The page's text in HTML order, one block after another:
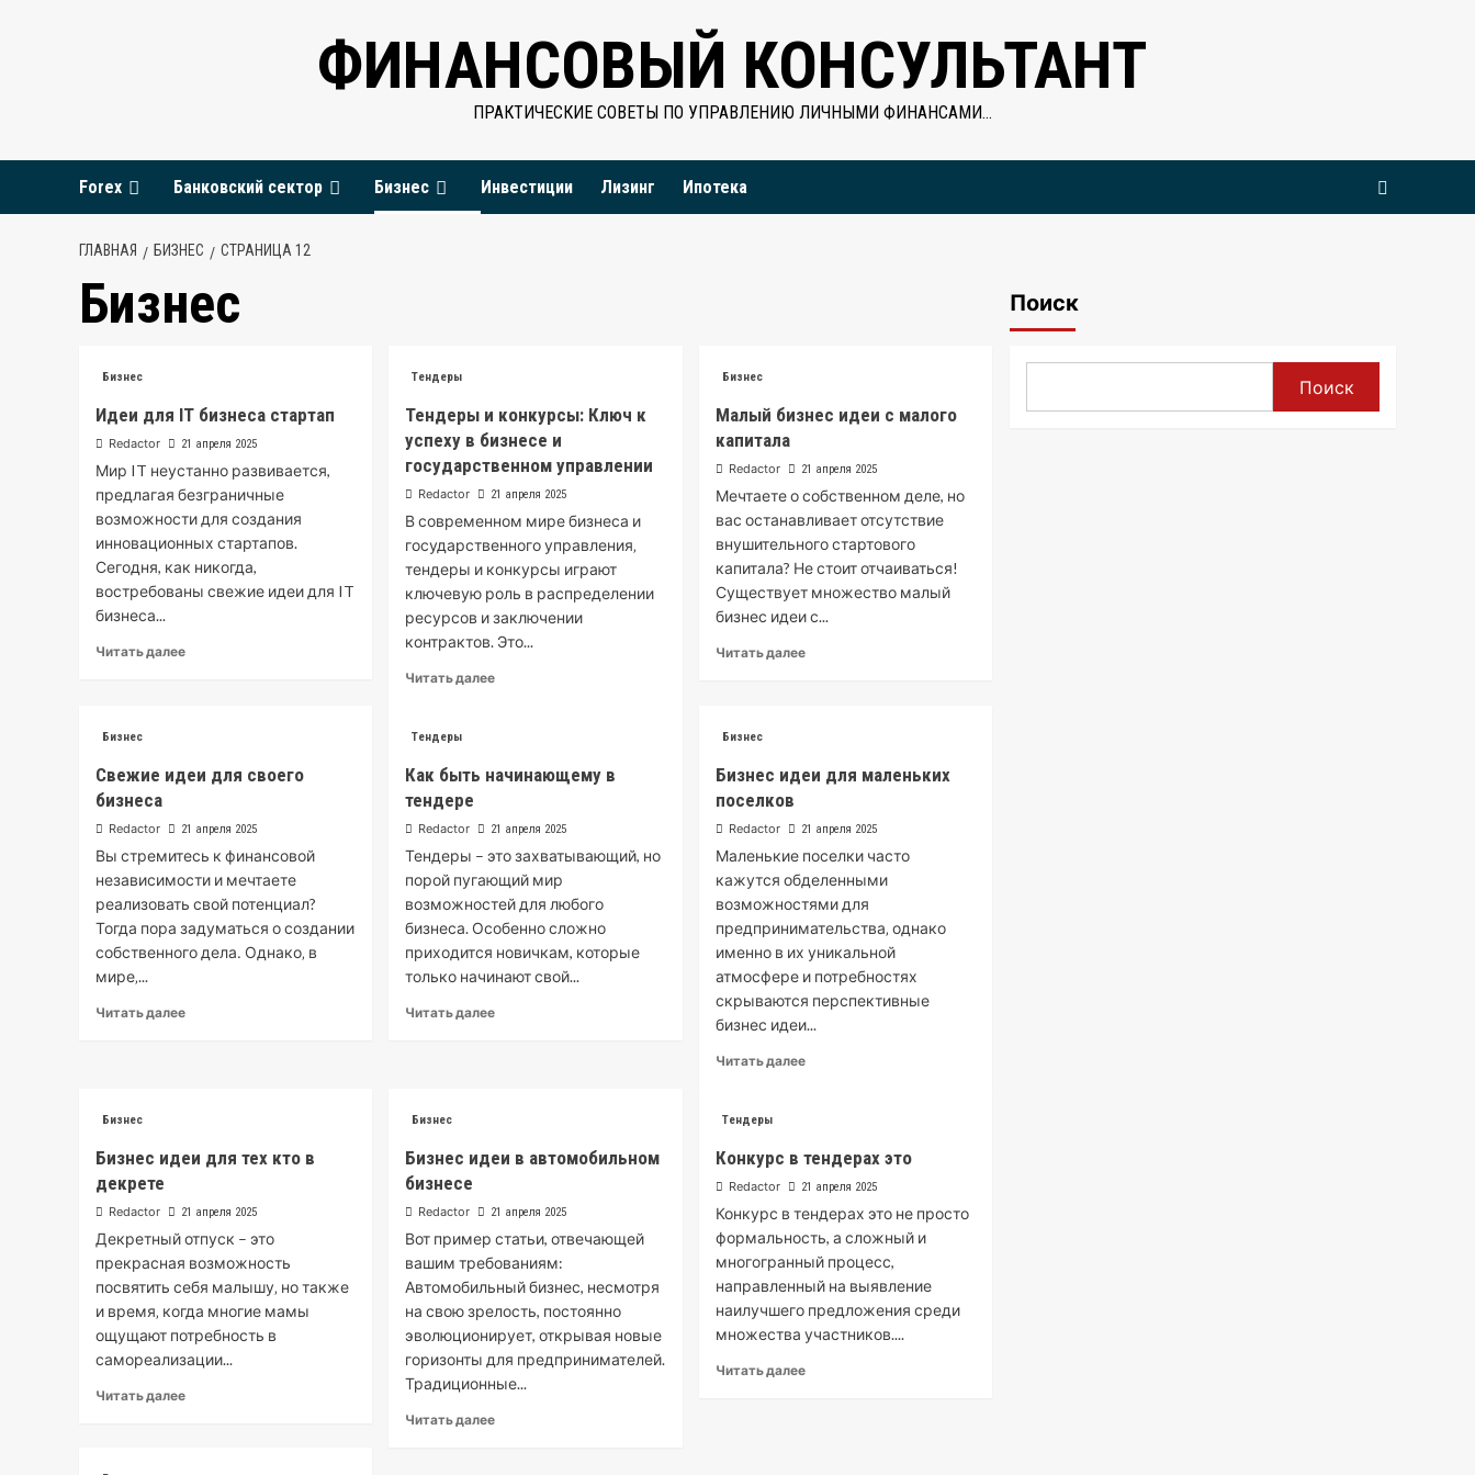
ФИНАНСОВЫЙ КОНСУЛЬТАНТ
ПРАКТИЧЕСКИЕ СОВЕТЫ ПО УПРАВЛЕНИЮ ЛИЧНЫМИ ФИНАНСАМИ…
Forex Банковский сектор Бизнес Инвестиции Лизинг Ипотека
ГЛАВНАЯ БИЗНЕС СТРАНИЦА 12
Бизнес
Бизнес
Идеи для IT бизнеса стартап
Redactor 21 апреля 2025
Мир IT неустанно развивается,
предлагая безграничные
возможности для создания
инновационных стартапов.
Сегодня, как никогда,
востребованы свежие идеи для IT
бизнеса...
Читать далееRead
бизнеса
Тендеры
Тендеры и конкурсы: Ключ к
успеху в бизнесе и
государственном управлении
Redactor 21 апреля 2025
В современном мире бизнеса и
государственного управления‚
тендеры и конкурсы играют
ключевую роль в распределении
ресурсов и заключении
контрактов. Это...
Читать далееRead
конкурсы:
к
в
бизнесе
и
государственном
управлении
Бизнес
Малый бизнес идеи с малого
капитала
Redactor 21 апреля 2025
Мечтаете о собственном деле, но
вас останавливает отсутствие
внушительного стартового
капитала? Не стоит отчаиваться!
Существует множество малый
бизнес идеи с...
Читать далееRead
с
Бизнес
Свежие идеи для своего
бизнеса
Redactor 21 апреля 2025
Вы стремитесь к финансовой
независимости и мечтаете
реализовать свой потенциал?
Тогда пора задуматься о создании
собственного дела․ Однако‚ в
мире‚...
Читать далееRead
бизнеса
Тендеры
Как быть начинающему в
тендере
Redactor 21 апреля 2025
Тендеры – это захватывающий, но
порой пугающий мир
возможностей для любого
бизнеса. Особенно сложно
приходится новичкам, которые
только начинают свой...
Читать далееRead
тендере
Бизнес
Бизнес идеи для маленьких
поселков
Redactor 21 апреля 2025
Маленькие поселки часто
кажутся обделенными
возможностями для
предпринимательства‚ однако
именно в их уникальной
атмосфере и потребностях
скрываются перспективные
бизнес идеи...
Читать далееRead
для
маленьких
Бизнес
Бизнес идеи для тех кто в
декрете
Redactor 21 апреля 2025
Декретный отпуск – это
прекрасная возможность
посвятить себя малышу‚ но также
и время‚ когда многие мамы
ощущают потребность в
самореализации...
Читать далееRead
Бизнес
Бизнес идеи в автомобильном
бизнесе
Redactor 21 апреля 2025
Вот пример статьи, отвечающей
вашим требованиям:
Автомобильный бизнес, несмотря
на свою зрелость, постоянно
эволюционирует, открывая новые
горизонты для предпринимателей.
Традиционные...
Читать далееRead
Тендеры
Конкурс в тендерах это
Redactor 21 апреля 2025
Конкурс в тендерах это не просто
формальность, а сложный и
многогранный процесс,
направленный на выявление
наилучшего предложения среди
множества участников....
Читать далееRead
Поиск
Поиск